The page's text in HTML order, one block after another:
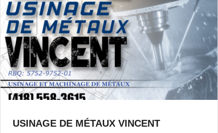
USINAGE DE MÉTAUX VINCENT